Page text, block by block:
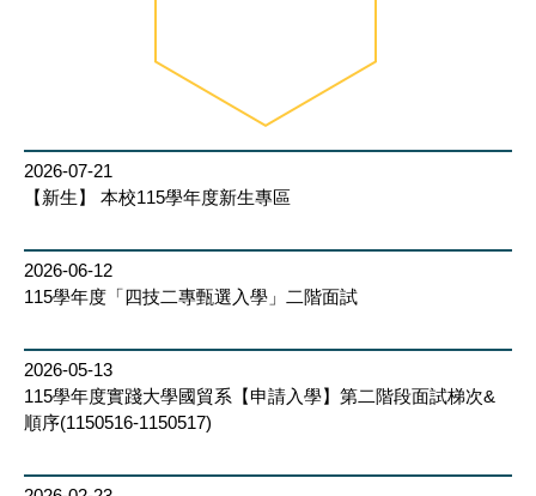
2026-07-21
【新生】 本校115學年度新生專區
2026-06-12
115學年度「四技二專甄選入學」二階面試
2026-05-13
115學年度實踐大學國貿系【申請入學】第二階段面試梯次&
順序(1150516-1150517)